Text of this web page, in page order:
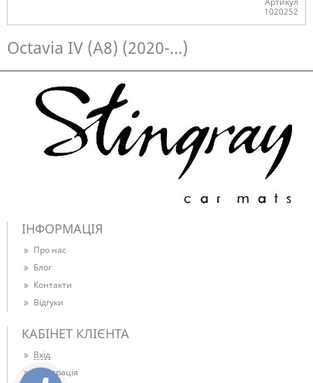
1020252
Octavia IV (A8) (2020-...)
ІНФОРМАЦІЯ
Про нас
Блог
Контакти
Відгуки
КАБІНЕТ КЛІЄНТА
Вхід
Реєстрація